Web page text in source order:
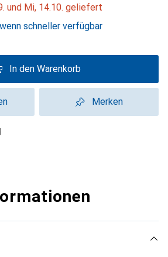
und Mi, 14.10. geliefert
schneller verfügbar
In den Warenkorb
Merken